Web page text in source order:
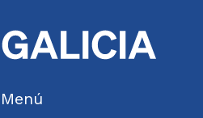
Menú